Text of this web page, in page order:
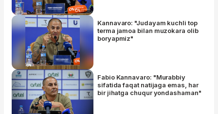
Kannavaro: "Judayam kuchli top
terma jamoa bilan muzokara olib
boryapmiz"
Fabio Kannavaro: "Murabbiy
sifatida faqat natijaga emas, har
bir jihatga chuqur yondashaman"